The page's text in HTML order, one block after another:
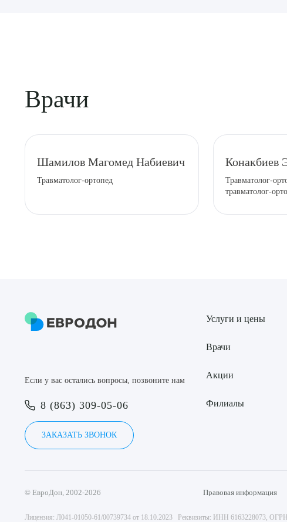
Врачи
Шамилов Магомед Набиевич
Травматолог-ортопед
Конакбиев
Травматолог-
травматолог-
Если у вас остались вопросы, позвоните нам
8 (863) 309-05-06
ЗАКАЗАТЬ ЗВОНОК
Услуги и цены
Врачи
Акции
Филиалы
© ЕвроДон, 2002-2026 Правовая информация
Лицензия: Л041-01050-61/00739734 от 18.10.2023 Реквизиты: ИНН 6163228073,